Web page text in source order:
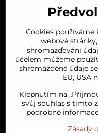
Orient House
Arganový olej
Oblíbené
Cookies používáme
webové
shromažďování
účelem můžeme
shromážděné údaje
EU, USA
Klepnutím na
svůj souhlas s tímto
podrobné
Zásady